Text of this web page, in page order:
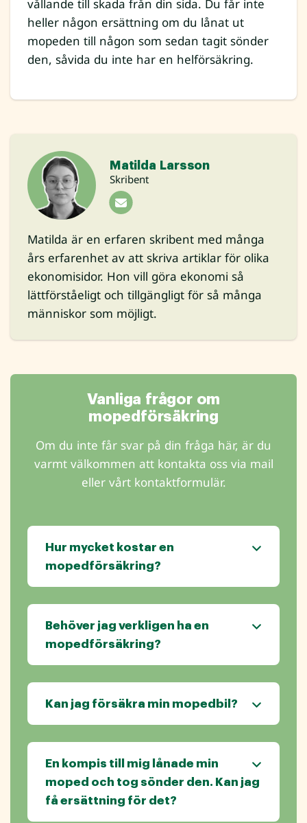
vållande till skada från din sida. Du får inte
heller någon ersättning om du lånat ut
mopeden till någon som sedan tagit sönder
den, såvida du inte har en helförsäkring.
Matilda Larsson
Skribent
Matilda är en erfaren skribent med många
års erfarenhet av att skriva artiklar för olika
ekonomisidor. Hon vill göra ekonomi så
lättförståeligt och tillgängligt för så många
människor som möjligt.
Vanliga frågor om
mopedförsäkring
Om du inte får svar på din fråga här, är du
varmt välkommen att kontakta oss via mail
eller vårt kontaktformulär.
Hur mycket kostar en
mopedförsäkring?
Behöver jag verkligen ha en
mopedförsäkring?
Kan jag försäkra min mopedbil?
En kompis till mig lånade min
moped och tog sönder den. Kan jag
få ersättning för det?